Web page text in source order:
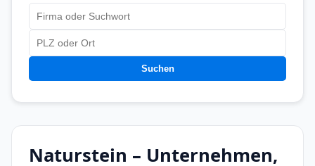
Suchen
Naturstein – Unternehmen,